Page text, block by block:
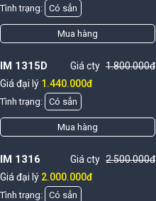
Tình trạng: Có sẳn
Mua hàng
IM 1315D Giá cty 1.800.000đ
Giá đại lý 1.440.000đ
Tình trạng: Có sẳn
Mua hàng
IM 1316 Giá cty 2.500.000đ
Giá đại lý 2.000.000đ
Tình trạng: Có sẳn